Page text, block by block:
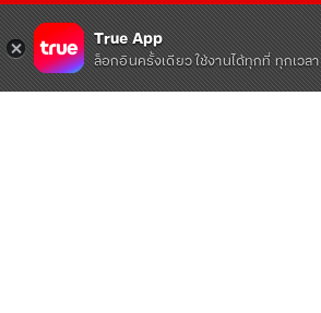
True App
ล็อกอินครั้งเดียว ใช้งานได้ทุกที่ ทุกเวลา